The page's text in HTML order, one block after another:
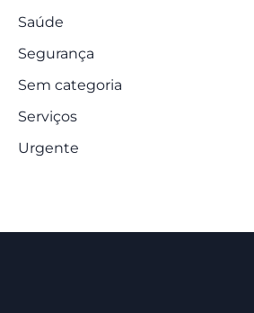
Saúde
Segurança
Sem categoria
Serviços
Urgente